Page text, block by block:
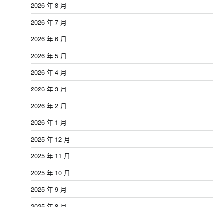
2026 年 8 月
2026 年 7 月
2026 年 6 月
2026 年 5 月
2026 年 4 月
2026 年 3 月
2026 年 2 月
2026 年 1 月
2025 年 12 月
2025 年 11 月
2025 年 10 月
2025 年 9 月